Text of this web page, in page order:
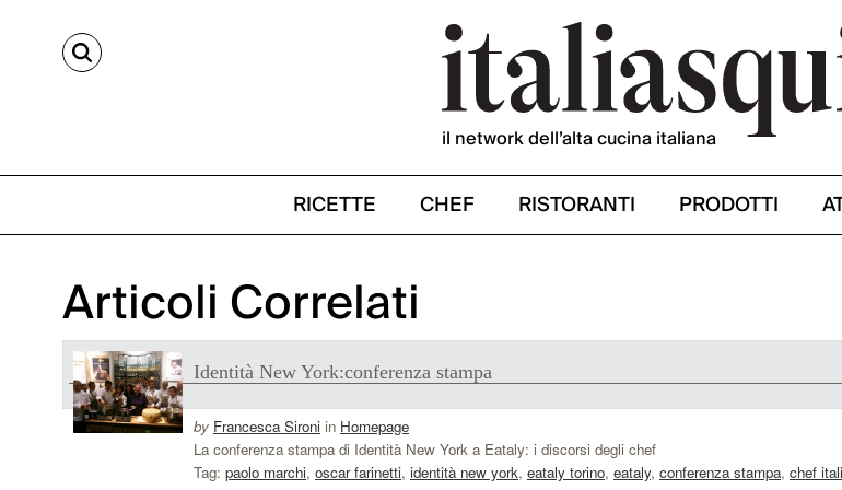
CERCA
il network dell’alta cucina italiana
RICETTE CHEF RISTORANTI PRODOTTI
Articoli Correlati
Identità New York:conferenza stampa
by Francesca Sironi in Homepage
La conferenza stampa di Identità New York a Eataly: i discorsi degli chef
Tag: paolo marchi, oscar farinetti, identità new york, eataly torino, eataly, conferenza stampa, chef